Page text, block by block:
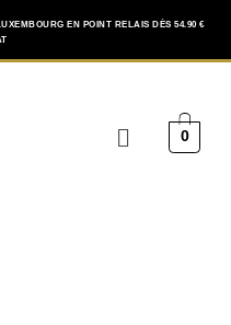
EN POINT RELAIS DÈS 54.90 €
Menu 0